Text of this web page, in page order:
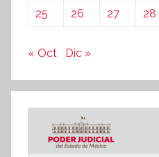
25
26 27 28
« Oct Dic »